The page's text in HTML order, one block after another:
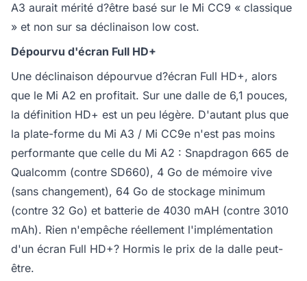
A3 aurait mérité d?être basé sur le Mi CC9 « classique
» et non sur sa déclinaison low cost.
Dépourvu d'écran Full HD+
Une déclinaison dépourvue d?écran Full HD+, alors
que le Mi A2 en profitait. Sur une dalle de 6,1 pouces,
la définition HD+ est un peu légère. D'autant plus que
la plate-forme du Mi A3 / Mi CC9e n'est pas moins
performante que celle du Mi A2 : Snapdragon 665 de
Qualcomm (contre SD660), 4 Go de mémoire vive
(sans changement), 64 Go de stockage minimum
(contre 32 Go) et batterie de 4030 mAH (contre 3010
mAh). Rien n'empêche réellement l'implémentation
d'un écran Full HD+? Hormis le prix de la dalle peut-
être.